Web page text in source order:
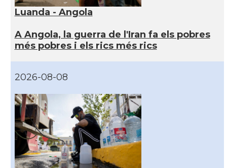
Luanda - Angola
A Angola, la guerra de l'Iran fa els pobres
més pobres i els rics més rics
2026-08-08